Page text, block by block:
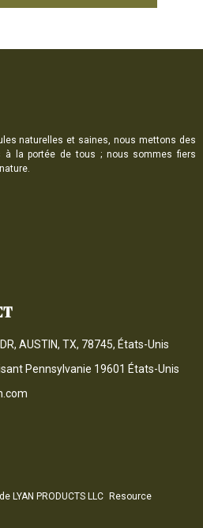
naturelles et saines, nous mettons des
à la portée de tous ; nous sommes fiers
AUSTIN, TX, 78745, États-Unis
Pennsylvanie 19601 États-Unis
LYAN PRODUCTS LLC Resource